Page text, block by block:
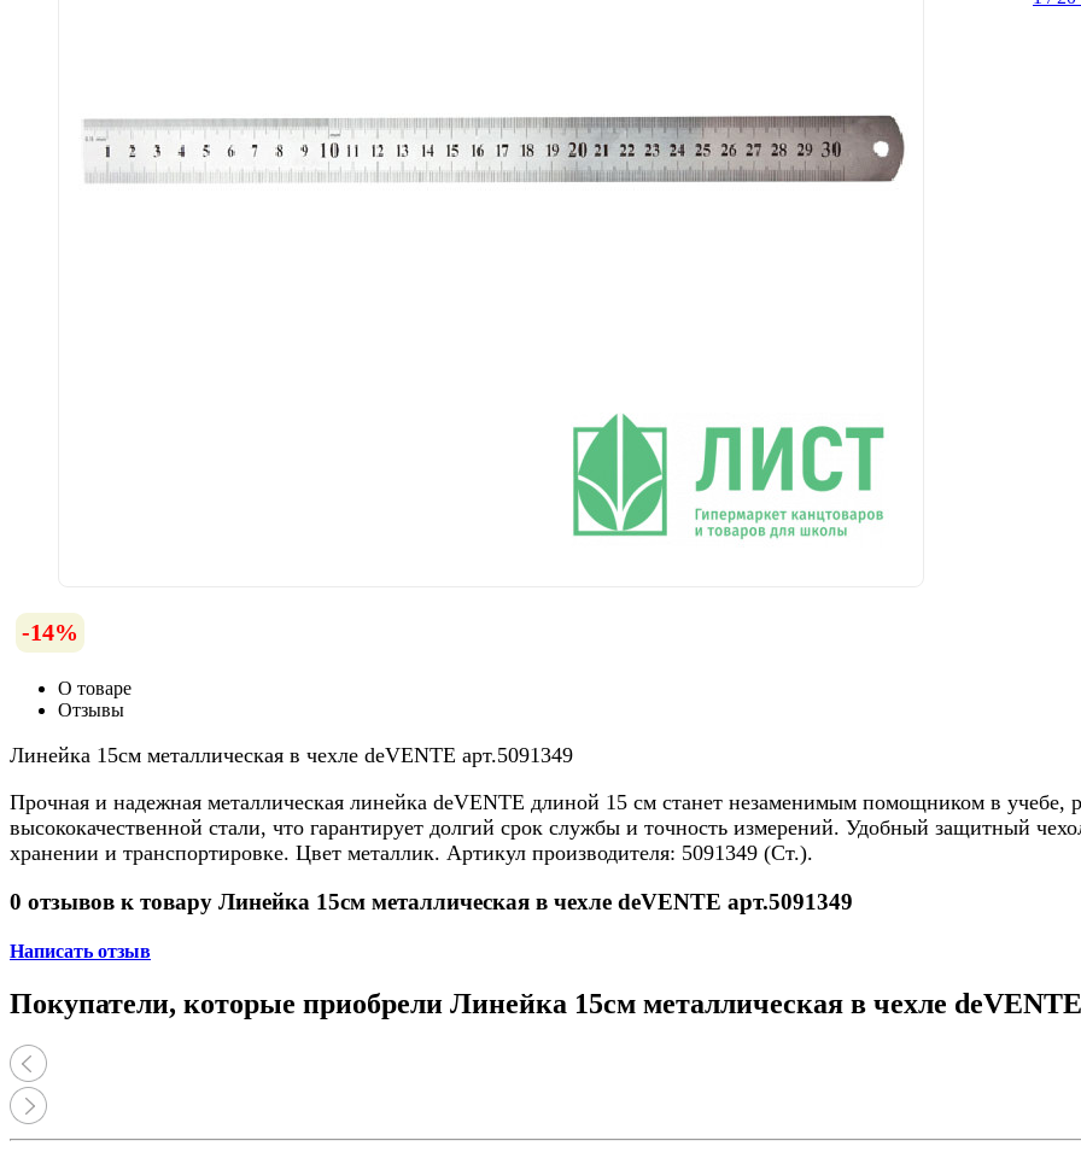
-14%
О товаре
Отзывы
Линейка 15см металлическая в чехле deVENTE арт.5091349
Прочная и надежная металлическая линейка deVENTE длиной 15 см станет незаменимым помощником в учебе,
высококачественной стали, что гарантирует долгий срок службы и точность измерений. Удобный защитный
хранении и транспортировке. Цвет металлик. Артикул производителя: 5091349 (Ст.).
0 отзывов к товару Линейка 15см металлическая в чехле deVENTE арт.5091349
Написать отзыв
Покупатели, которые приобрели Линейка 15см металлическая в чехле